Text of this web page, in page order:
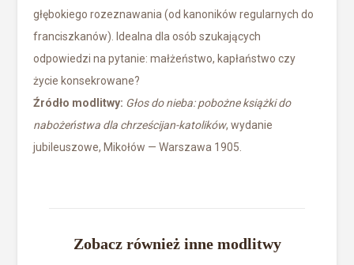
głębokiego rozeznawania (od kanoników regularnych do
franciszkanów). Idealna dla osób szukających
odpowiedzi na pytanie: małżeństwo, kapłaństwo czy
życie konsekrowane?
Źródło modlitwy: Głos do nieba: pobożne książki do
nabożeństwa dla chrześcijan-katolików, wydanie
jubileuszowe, Mikołów — Warszawa 1905.
Zobacz również inne modlitwy